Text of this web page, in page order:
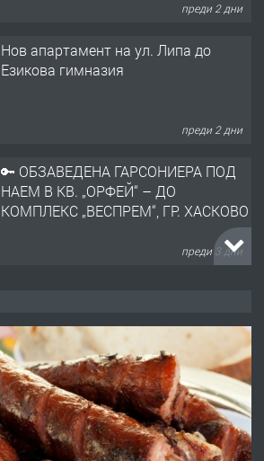
преди 2 дни
Нов апартамент на ул. Липа до
Езикова гимназия
преди 2 дни
🔑 ОБЗАВЕДЕНА ГАРСОНИЕРА ПОД
НАЕМ В КВ. „ОРФЕЙ“ – ДО
КОМПЛЕКС „ВЕСПРЕМ“, ГР. ХАСКОВО
преди 3 дни
АПАРТАМЕНТ В ЦЕНТЪРА НА ГР.
ХАСКОВО
преди 4 дни
Давам гараж под наем